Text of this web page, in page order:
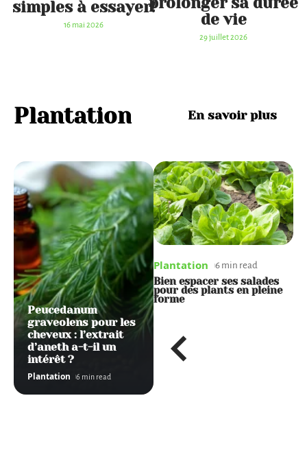
simples à essayer!
16 mai 2026
de vie
29 juillet 2026
Plantation En savoir plus
Peucedanum
graveolens pour les
cheveux : l’extrait
d’aneth a-t-il un
intérêt ?
Plantation 6 min read
Plantation 6 min read
Quand planter les patates
douces et combien de
temps avant la récolte ?
Plantation 6 min read
Bien espacer ses salades
pour des plants en pleine
forme